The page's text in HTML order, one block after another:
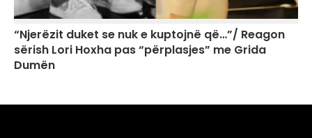
“Njerëzit duket se nuk e kuptojnë që…”/ Reagon
sërish Lori Hoxha pas “përplasjes” me Grida
Dumën